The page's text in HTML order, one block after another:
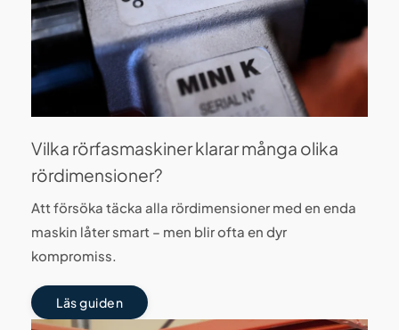
Vilka rörfasmaskiner klarar många olika
rördimensioner?
Att försöka täcka alla rördimensioner med en enda
maskin låter smart – men blir ofta en dyr
kompromiss.
Läs guiden